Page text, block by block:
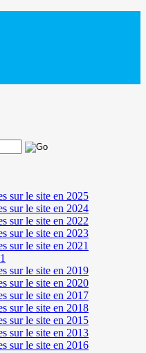
sur le site en 2025
sur le site en 2024
sur le site en 2022
sur le site en 2023
sur le site en 2021
sur le site en 2019
sur le site en 2020
sur le site en 2017
sur le site en 2018
sur le site en 2015
sur le site en 2013
sur le site en 2016